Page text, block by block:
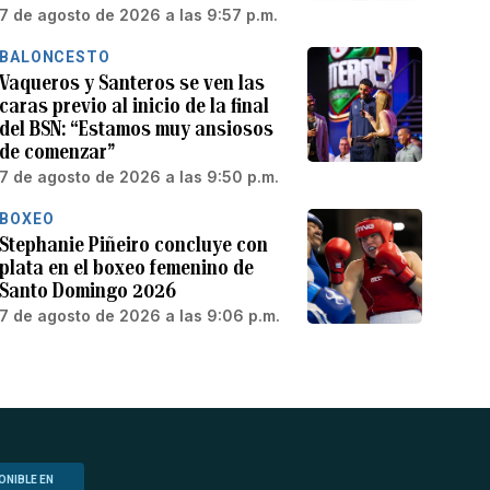
7 de agosto de 2026 a las 9:57 p.m.
BALONCESTO
Vaqueros y Santeros se ven las
caras previo al inicio de la final
del BSN: “Estamos muy ansiosos
de comenzar”
7 de agosto de 2026 a las 9:50 p.m.
BOXEO
Stephanie Piñeiro concluye con
plata en el boxeo femenino de
Santo Domingo 2026
7 de agosto de 2026 a las 9:06 p.m.
EN